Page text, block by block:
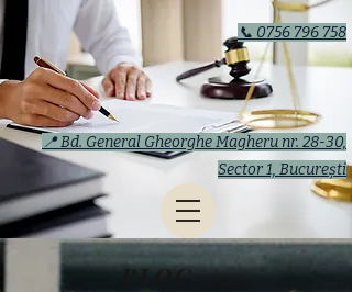
📞 0756 796 758
📍 Bd. General Gheorghe Magheru nr. 28-30,
Sector 1, București
BLOG